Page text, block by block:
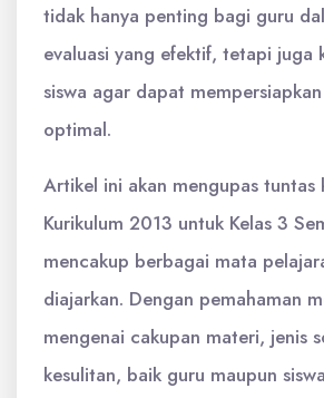
tidak hanya penting bagi guru
evaluasi yang efektif, tetapi juga
siswa agar dapat
optimal.
Artikel ini akan mengupas tuntas
Kurikulum 2013 untuk Kelas 3
mencakup berbagai mata
diajarkan. Dengan pemahaman
mengenai cakupan materi, jenis
kesulitan, baik guru maupun